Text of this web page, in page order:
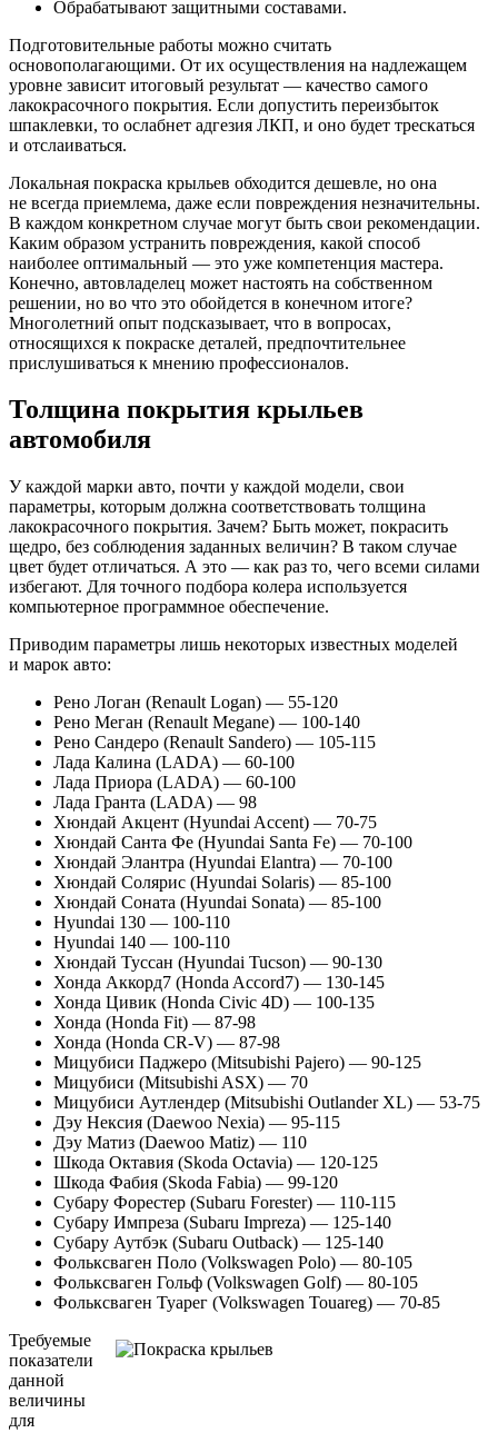
Обрабатывают защитными составами.
Подготовительные работы можно считать
основополагающими. От их осуществления на надлежащем
уровне зависит итоговый результат — качество самого
лакокрасочного покрытия. Если допустить переизбыток
шпаклевки, то ослабнет адгезия ЛКП, и оно будет трескаться
и отслаиваться.
Локальная покраска крыльев обходится дешевле, но она
не всегда приемлема, даже если повреждения незначительны.
В каждом конкретном случае могут быть свои рекомендации.
Каким образом устранить повреждения, какой способ
наиболее оптимальный — это уже компетенция мастера.
Конечно, автовладелец может настоять на собственном
решении, но во что это обойдется в конечном итоге?
Многолетний опыт подсказывает, что в вопросах,
относящихся к покраске деталей, предпочтительнее
прислушиваться к мнению профессионалов.
Толщина покрытия крыльев
автомобиля
У каждой марки авто, почти у каждой модели, свои
параметры, которым должна соответствовать толщина
лакокрасочного покрытия. Зачем? Быть может, покрасить
щедро, без соблюдения заданных величин? В таком случае
цвет будет отличаться. А это — как раз то, чего всеми силами
избегают. Для точного подбора колера используется
компьютерное программное обеспечение.
Приводим параметры лишь некоторых известных моделей
и марок авто:
Рено Логан (Renault Logan) — 55-120
Рено Меган (Renault Megane) — 100-140
Рено Сандеро (Renault Sandero) — 105-115
Лада Калина (LADA) — 60-100
Лада Приора (LADA) — 60-100
Лада Гранта (LADA) — 98
Хюндай Акцент (Hyundai Accent) — 70-75
Хюндай Санта Фе (Hyundai Santa Fe) — 70-100
Хюндай Элантра (Hyundai Elantra) — 70-100
Хюндай Солярис (Hyundai Solaris) — 85-100
Хюндай Соната (Hyundai Sonata) — 85-100
Hyundai 130 — 100-110
Hyundai 140 — 100-110
Хюндай Туссан (Hyundai Tucson) — 90-130
Хонда Аккорд7 (Honda Accord7) — 130-145
Хонда Цивик (Honda Civiс 4D) — 100-135
Хонда (Honda Fit) — 87-98
Хонда (Honda CR-V) — 87-98
Мицубиси Паджеро (Mitsubishi Pajero) — 90-125
Мицубиси (Mitsubishi ASX) — 70
Мицубиси Аутлендер (Mitsubishi Outlander XL) — 53-75
Дэу Нексия (Daewoo Nexia) — 95-115
Дэу Матиз (Daewoo Matiz) — 110
Шкода Октавия (Skoda Octavia) — 120-125
Шкода Фабия (Skoda Fabia) — 99-120
Субару Форестер (Subaru Forester) — 110-115
Субару Импреза (Subaru Impreza) — 125-140
Субару Аутбэк (Subaru Оutback) — 125-140
Фольксваген Поло (Volkswagen Polo) — 80-105
Фольксваген Гольф (Volkswagen Golf) — 80-105
Фольксваген Туарег (Volkswagen Touareg) — 70-85
Требуемые
показатели
данной
величины
для